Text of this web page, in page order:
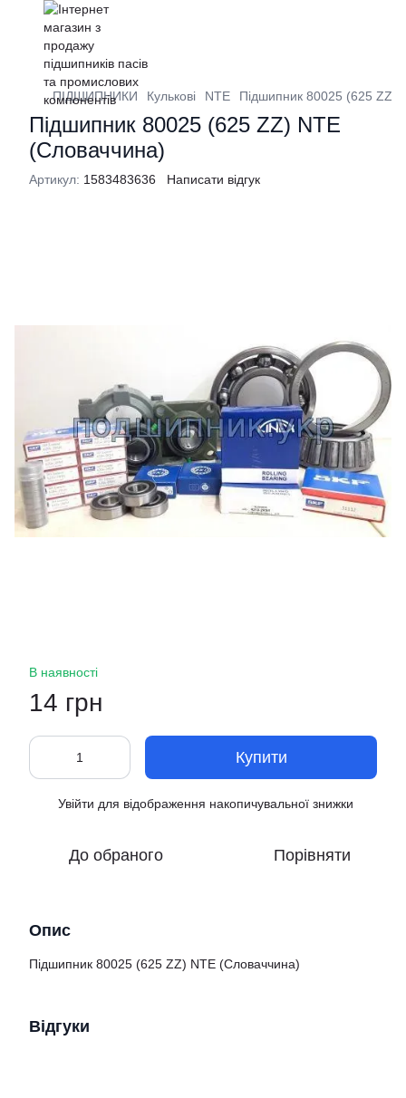
ПІДШИПНИКИ Кулькові NTE Підшипник 80025 (625 ZZ)
Підшипник 80025 (625 ZZ) NTE
(Словаччина)
Артикул: 1583483636 Написати відгук
В наявності
14 грн
Купити
Увійти для відображення накопичувальної знижки
До обраного Порівняти
Опис
Підшипник 80025 (625 ZZ) NTE (Словаччина)
Відгуки